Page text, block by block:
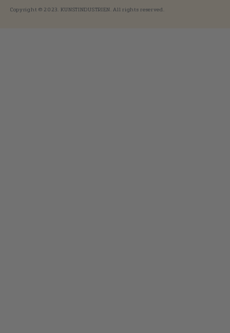
Copyright © 2023. KUNSTINDUSTRIEN. All rights reserved.